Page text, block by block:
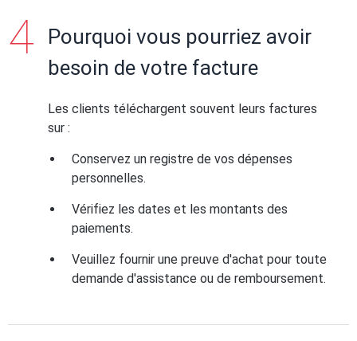
Pourquoi vous pourriez avoir
besoin de votre facture
Les clients téléchargent souvent leurs factures
sur :
Conservez un registre de vos dépenses
personnelles.
Vérifiez les dates et les montants des
paiements.
Veuillez fournir une preuve d'achat pour toute
demande d'assistance ou de remboursement.